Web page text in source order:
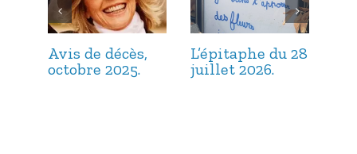
Avis de décès,
octobre 2025.
L’épitaphe du 28
juillet 2026.